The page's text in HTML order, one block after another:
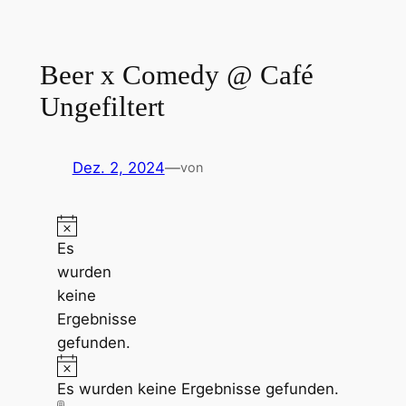
springenBeer x Comedy @ Café
Ungefiltert
Dez. 2, 2024—von
Es
wurden
keine
Ergebnisse
gefunden.
Es wurden keine Ergebnisse gefunden.